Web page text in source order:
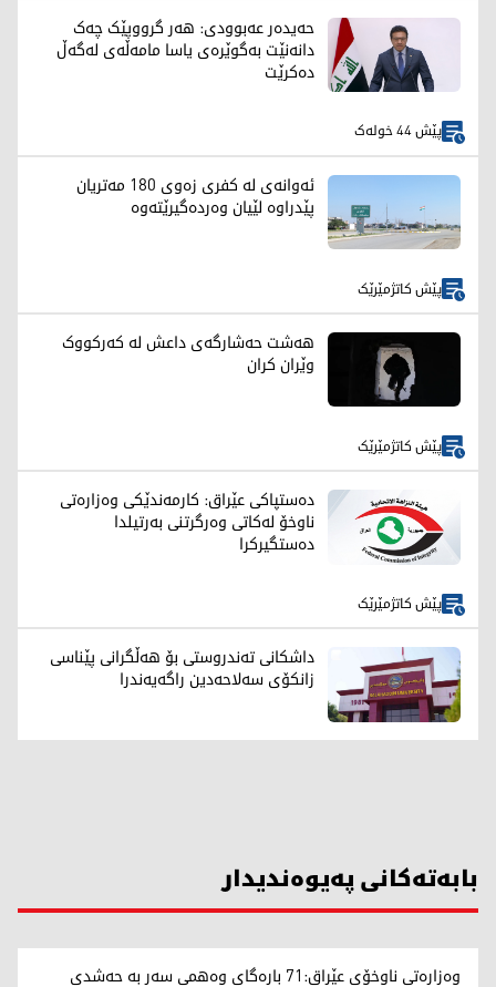
حەیدەر عەبوودی: هەر گرووپێک چەک
دانەنێت بەگوێرەی یاسا مامەڵەی لەگەڵ
دەکرێت
پێش 44 خولەک
ئەوانەی لە کفری زەوی 180 مەتریان
پێدراوە لێیان وەردەگیرێتەوە
پێش کاتژمێرێک
هەشت حەشارگەی داعش لە کەرکووک
وێران کران
پێش کاتژمێرێک
دەستپاکی عێراق: کارمەندێکی وەزارەتی
ناوخۆ لەکاتی وەرگرتنی بەرتیلدا
دەستگیرکرا
پێش کاتژمێرێک
داشکانی تەندروستی بۆ هەڵگرانی پێناسی
زانکۆی سەلاحەدین راگەیەندرا
بابەتەکانی پەیوەندیدار
وەزارەتی ناوخۆی عێراق:71 بارەگای وەهمی سەر بە حەشدی